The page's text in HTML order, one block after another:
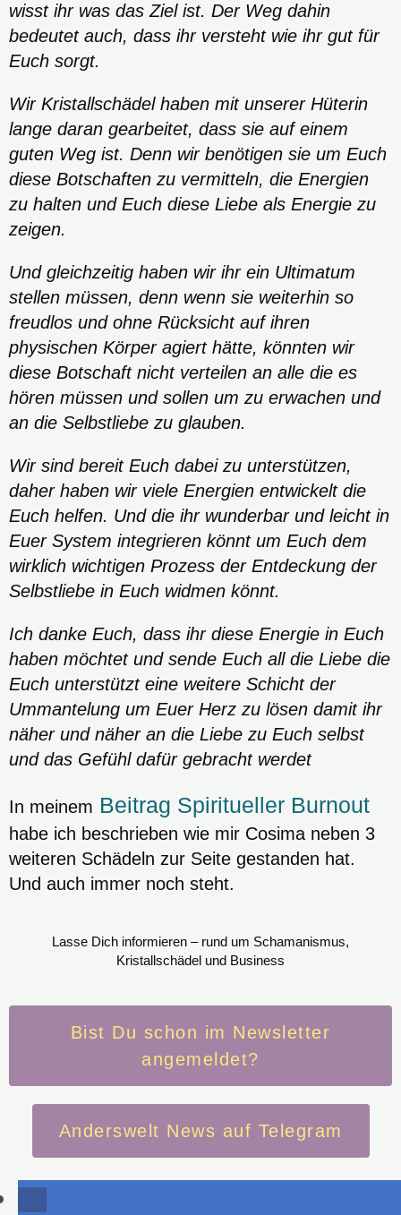
wisst ihr was das Ziel ist. Der Weg dahin
bedeutet auch, dass ihr versteht wie ihr gut für
Euch sorgt.
Wir Kristallschädel haben mit unserer Hüterin
lange daran gearbeitet, dass sie auf einem
guten Weg ist. Denn wir benötigen sie um Euch
diese Botschaften zu vermitteln, die Energien
zu halten und Euch diese Liebe als Energie zu
zeigen.
Und gleichzeitig haben wir ihr ein Ultimatum
stellen müssen, denn wenn sie weiterhin so
freudlos und ohne Rücksicht auf ihren
physischen Körper agiert hätte, könnten wir
diese Botschaft nicht verteilen an alle die es
hören müssen und sollen um zu erwachen und
an die Selbstliebe zu glauben.
Wir sind bereit Euch dabei zu unterstützen,
daher haben wir viele Energien entwickelt die
Euch helfen. Und die ihr wunderbar und leicht in
Euer System integrieren könnt um Euch dem
wirklich wichtigen Prozess der Entdeckung der
Selbstliebe in Euch widmen könnt.
Ich danke Euch, dass ihr diese Energie in Euch
haben möchtet und sende Euch all die Liebe die
Euch unterstützt eine weitere Schicht der
Ummantelung um Euer Herz zu lösen damit ihr
näher und näher an die Liebe zu Euch selbst
und das Gefühl dafür gebracht werdet
In meinem Beitrag Spiritueller Burnout
habe ich beschrieben wie mir Cosima neben 3
weiteren Schädeln zur Seite gestanden hat.
Und auch immer noch steht.
Lasse Dich informieren – rund um Schamanismus,
Kristallschädel und Business
Bist Du schon im Newsletter
angemeldet?
Anderswelt News auf Telegram